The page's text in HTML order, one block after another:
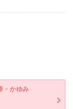
・かゆみ